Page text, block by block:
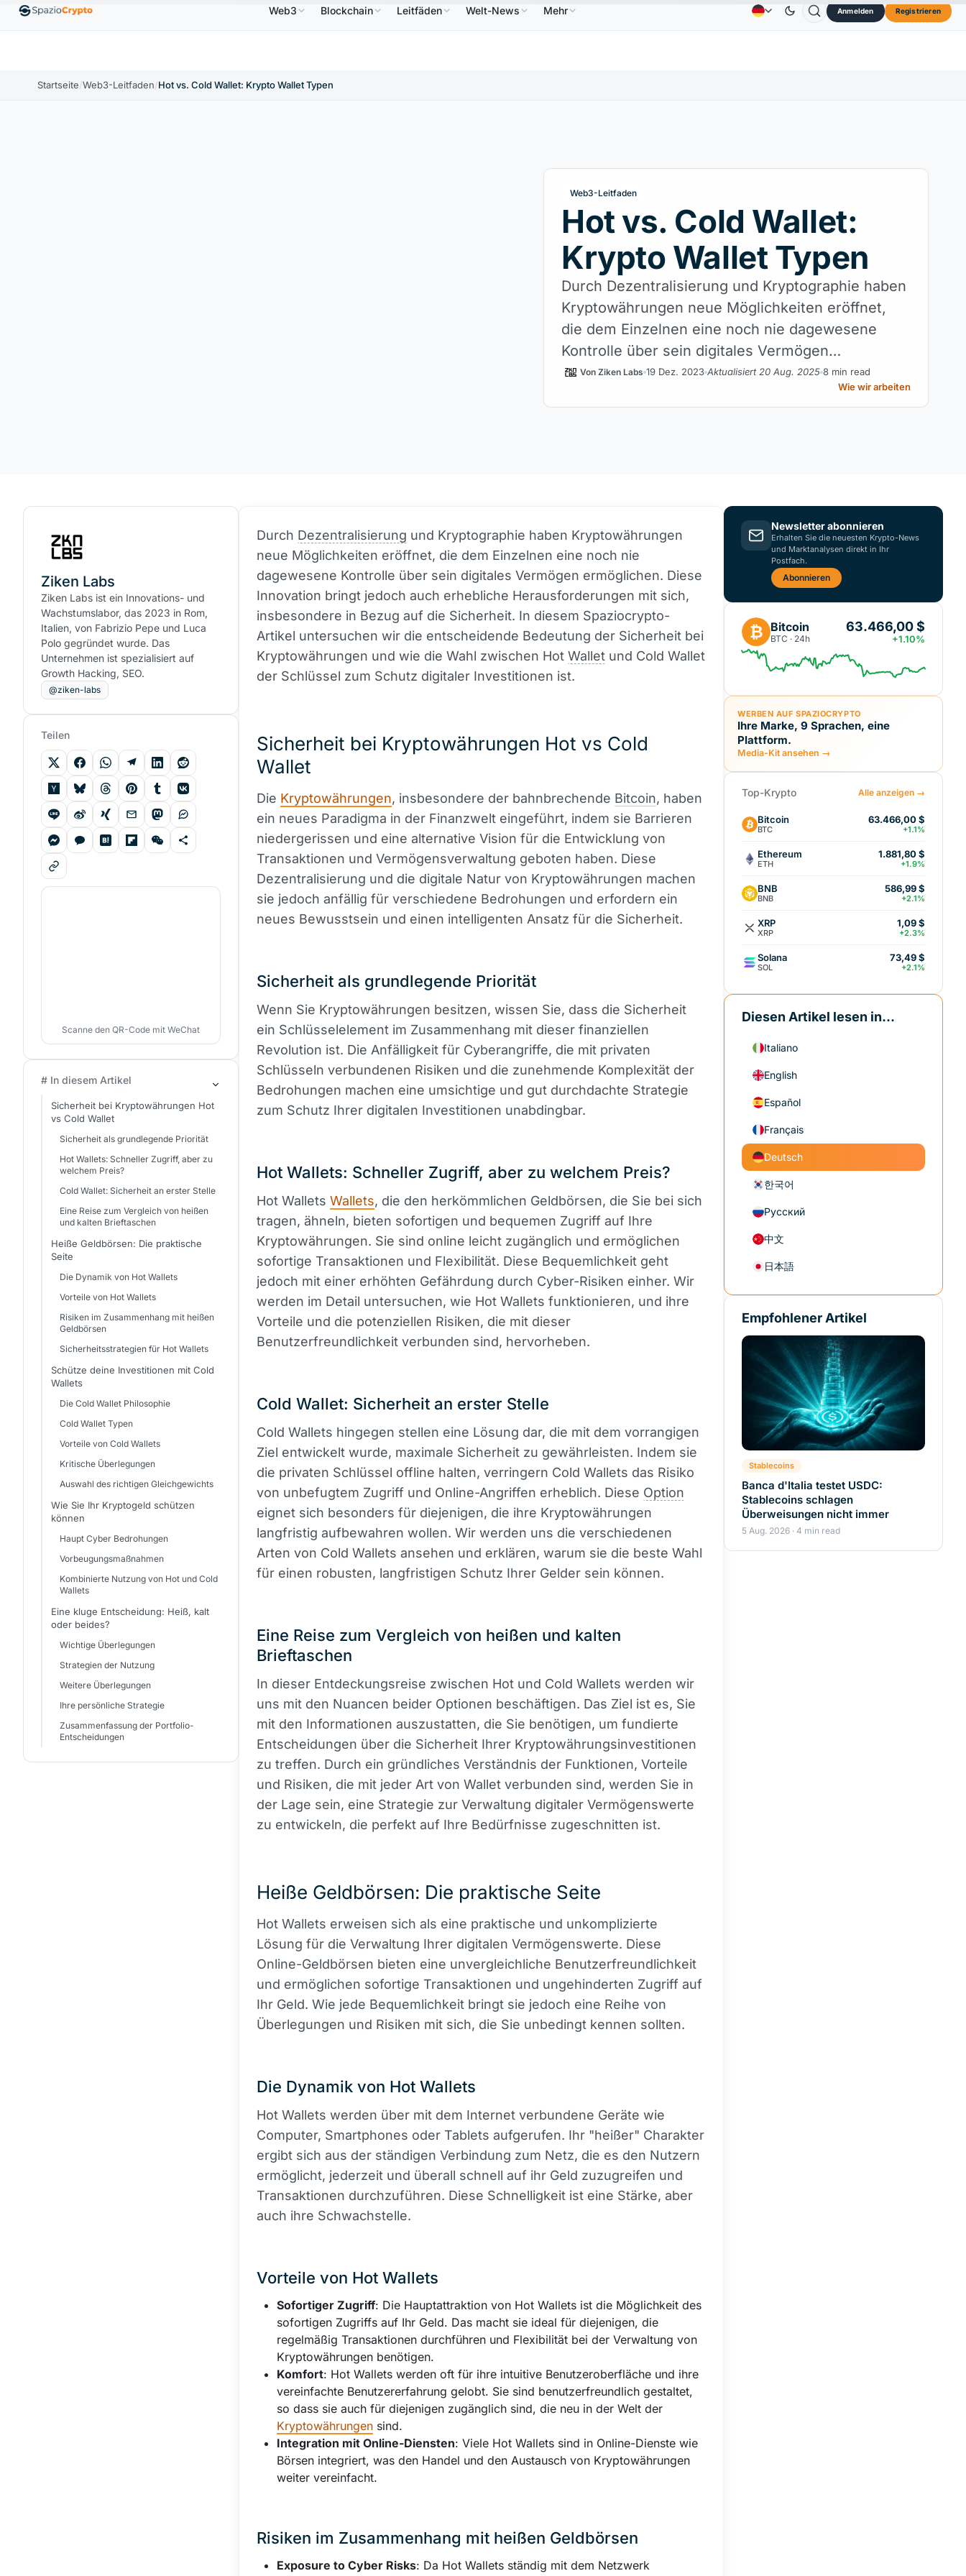
↑1.10% EthereumETH1.880,58 $ ↑0.00% BNB BNB586,64 $↑2.10% USDCUSDC 0,9995 $↑0.00% XRP XRP1,09 $ TRX0,3264 $ ↓0.30% DogecoinDOGE 0,0707 $↑2.40%
AnzeigeKontakt Über
Web3 Blockchain Leitfäden Welt-News Mehr Anmelden Registrieren
Startseite/Web3-Leitfaden/Hot vs. Cold Wallet: Krypto Wallet Typen
Web3-Leitfaden
Hot vs. Cold Wallet:
Krypto Wallet Typen
Durch Dezentralisierung und Kryptographie haben
Kryptowährungen neue Möglichkeiten eröffnet,
die dem Einzelnen eine noch nie dagewesene
Kontrolle über sein digitales Vermögen
ermöglichen.
Von Ziken Labs 19 Dez. 2023 Aktualisiert 20 Aug. 2025 8 min read
Wie wir arbeiten
Durch Dezentralisierung und Kryptographie haben Kryptowährungen
neue Möglichkeiten eröffnet, die dem Einzelnen eine noch nie
dagewesene Kontrolle über sein digitales Vermögen ermöglichen. Diese
Innovation bringt jedoch auch erhebliche Herausforderungen mit sich,
insbesondere in Bezug auf die Sicherheit. In diesem Spaziocrypto-
Artikel untersuchen wir die entscheidende Bedeutung der Sicherheit bei
Kryptowährungen und wie die Wahl zwischen Hot Wallet und Cold Wallet
der Schlüssel zum Schutz digitaler Investitionen ist.
Sicherheit bei Kryptowährungen Hot vs Cold
Wallet
Die Kryptowährungen, insbesondere der bahnbrechende Bitcoin, haben
ein neues Paradigma in der Finanzwelt eingeführt, indem sie Barrieren
niedergerissen und eine alternative Vision für die Entwicklung von
Transaktionen und Vermögensverwaltung geboten haben. Diese
Dezentralisierung und die digitale Natur von Kryptowährungen machen
sie jedoch anfällig für verschiedene Bedrohungen und erfordern ein
neues Bewusstsein und einen intelligenten Ansatz für die Sicherheit.
Sicherheit als grundlegende Priorität
Wenn Sie Kryptowährungen besitzen, wissen Sie, dass die Sicherheit
ein Schlüsselelement im Zusammenhang mit dieser finanziellen
Revolution ist. Die Anfälligkeit für Cyberangriffe, die mit privaten
Schlüsseln verbundenen Risiken und die zunehmende Komplexität der
Bedrohungen machen eine umsichtige und gut durchdachte Strategie
zum Schutz Ihrer digitalen Investitionen unabdingbar.
Hot Wallets: Schneller Zugriff, aber zu welchem Preis?
Hot Wallets Wallets, die den herkömmlichen Geldbörsen, die Sie bei sich
tragen, ähneln, bieten sofortigen und bequemen Zugriff auf Ihre
Kryptowährungen. Sie sind online leicht zugänglich und ermöglichen
sofortige Transaktionen und Flexibilität. Diese Bequemlichkeit geht
jedoch mit einer erhöhten Gefährdung durch Cyber-Risiken einher. Wir
werden im Detail untersuchen, wie Hot Wallets funktionieren, und ihre
Vorteile und die potenziellen Risiken, die mit dieser
Benutzerfreundlichkeit verbunden sind, hervorheben.
Cold Wallet: Sicherheit an erster Stelle
Cold Wallets hingegen stellen eine Lösung dar, die mit dem vorrangigen
Ziel entwickelt wurde, maximale Sicherheit zu gewährleisten. Indem sie
die privaten Schlüssel offline halten, verringern Cold Wallets das Risiko
von unbefugtem Zugriff und Online-Angriffen erheblich. Diese Option
eignet sich besonders für diejenigen, die ihre Kryptowährungen
langfristig aufbewahren wollen. Wir werden uns die verschiedenen
Arten von Cold Wallets ansehen und erklären, warum sie die beste Wahl
für einen robusten, langfristigen Schutz Ihrer Gelder sein können.
Eine Reise zum Vergleich von heißen und kalten
Brieftaschen
In dieser Entdeckungsreise zwischen Hot und Cold Wallets werden wir
uns mit den Nuancen beider Optionen beschäftigen. Das Ziel ist es, Sie
mit den Informationen auszustatten, die Sie benötigen, um fundierte
Entscheidungen über die Sicherheit Ihrer Kryptowährungsinvestitionen
zu treffen. Durch ein gründliches Verständnis der Funktionen, Vorteile
und Risiken, die mit jeder Art von Wallet verbunden sind, werden Sie in
der Lage sein, eine Strategie zur Verwaltung digitaler Vermögenswerte
zu entwickeln, die perfekt auf Ihre Bedürfnisse zugeschnitten ist.
Heiße Geldbörsen: Die praktische Seite
Hot Wallets erweisen sich als eine praktische und unkomplizierte
Lösung für die Verwaltung Ihrer digitalen Vermögenswerte. Diese
Online-Geldbörsen bieten eine unvergleichliche Benutzerfreundlichkeit
und ermöglichen sofortige Transaktionen und ungehinderten Zugriff auf
Ihr Geld. Wie jede Bequemlichkeit bringt sie jedoch eine Reihe von
Überlegungen und Risiken mit sich, die Sie unbedingt kennen sollten.
Die Dynamik von Hot Wallets
Hot Wallets werden über mit dem Internet verbundene Geräte wie
Computer, Smartphones oder Tablets aufgerufen. Ihr "heißer" Charakter
ergibt sich aus der ständigen Verbindung zum Netz, die es den Nutzern
ermöglicht, jederzeit und überall schnell auf ihr Geld zuzugreifen und
Transaktionen durchzuführen. Diese Schnelligkeit ist eine Stärke, aber
auch ihre Schwachstelle.
Vorteile von Hot Wallets
Sofortiger Zugriff: Die Hauptattraktion von Hot Wallets ist die Möglichkeit des
sofortigen Zugriffs auf Ihr Geld. Das macht sie ideal für diejenigen, die
regelmäßig Transaktionen durchführen und Flexibilität bei der Verwaltung von
Kryptowährungen benötigen.
Komfort: Hot Wallets werden oft für ihre intuitive Benutzeroberfläche und ihre
vereinfachte Benutzererfahrung gelobt. Sie sind benutzerfreundlich gestaltet,
so dass sie auch für diejenigen zugänglich sind, die neu in der Welt der
Kryptowährungen sind.
Integration mit Online-Diensten: Viele Hot Wallets sind in Online-Dienste wie
Börsen integriert, was den Handel und den Austausch von Kryptowährungen
weiter vereinfacht.
Risiken im Zusammenhang mit heißen Geldbörsen
Exposure to Cyber Risks: Da Hot Wallets ständig mit dem Netzwerk
Ziken Labs
Ziken Labs ist ein Innovations- und
Wachstumslabor, das 2023 in Rom,
Italien, von Fabrizio Pepe und Luca
Polo gegründet wurde. Das
Unternehmen ist spezialisiert auf
Growth Hacking, SEO.
@ziken-labs
Teilen
Scanne den QR-Code mit WeChat
# In diesem Artikel
Sicherheit bei Kryptowährungen Hot
vs Cold Wallet
Sicherheit als grundlegende Priorität
Hot Wallets: Schneller Zugriff, aber zu
welchem Preis?
Cold Wallet: Sicherheit an erster Stelle
Eine Reise zum Vergleich von heißen
und kalten Brieftaschen
Heiße Geldbörsen: Die praktische
Seite
Die Dynamik von Hot Wallets
Vorteile von Hot Wallets
Risiken im Zusammenhang mit heißen
Geldbörsen
Sicherheitsstrategien für Hot Wallets
Schütze deine Investitionen mit Cold
Wallets
Die Cold Wallet Philosophie
Cold Wallet Typen
Vorteile von Cold Wallets
Kritische Überlegungen
Auswahl des richtigen Gleichgewichts
Wie Sie Ihr Kryptogeld schützen
können
Haupt Cyber Bedrohungen
Vorbeugungsmaßnahmen
Kombinierte Nutzung von Hot und Cold
Wallets
Eine kluge Entscheidung: Heiß, kalt
oder beides?
Wichtige Überlegungen
Strategien der Nutzung
Weitere Überlegungen
Ihre persönliche Strategie
Zusammenfassung der Portfolio-
Entscheidungen
Newsletter abonnieren
Erhalten Sie die neuesten Krypto-News
und Marktanalysen direkt in Ihr
Postfach.
Abonnieren
₿ Bitcoin
BTC · 24h
63.466,00 $
+1.10%
WERBEN AUF SPAZIOCRYPTO
Ihre Marke, 9 Sprachen, eine
Plattform.
Media-Kit ansehen →
Top-Krypto Alle anzeigen →
Bitcoin
BTC
63.466,00 $
+1.1%
Ethereum
ETH
1.881,80 $
+1.9%
BNB
BNB
586,99 $
+2.1%
XRP
XRP
1,09 $
+2.3%
Solana
SOL
73,49 $
+2.1%
Diesen Artikel lesen in...
Italiano
English
Español
Français
Deutsch
한국어
Русский
中文
日本語
Empfohlener Artikel
Stablecoins
Banca d'Italia testet USDC:
Stablecoins schlagen
Überweisungen nicht immer
5 Aug. 2026 · 4 min read